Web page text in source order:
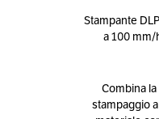
Stampante
a 100 mm/
Combina
stampaggio